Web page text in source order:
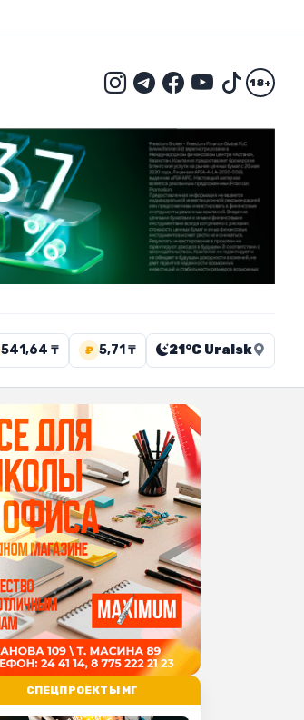
18+
541,64 ₸ ₽ 5,71 ₸ 21°C Uralsk
СПЕЦПРОЕКТЫ МГ